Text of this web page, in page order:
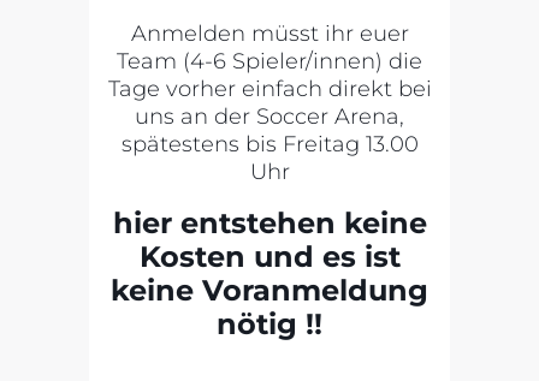
Anmelden müsst ihr euer
Team (4-6 Spieler/innen) die
Tage vorher einfach direkt bei
uns an der Soccer Arena,
spätestens bis Freitag 13.00
Uhr
hier entstehen keine
Kosten und es ist
keine Voranmeldung
nötig !!